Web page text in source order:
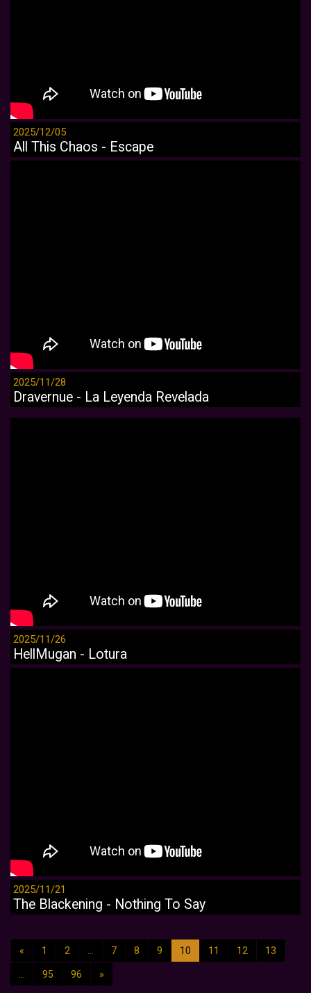
2025/12/05
All This Chaos - Escape
2025/11/28
Dravernue - La Leyenda Revelada
2025/11/26
HellMugan - Lotura
2025/11/21
The Blackening - Nothing To Say
« 1 2 ... 7 8 9 10 11 12 13
... 95 96 »